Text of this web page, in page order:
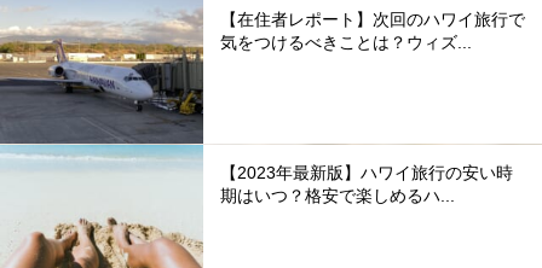
【在住者レポート】次回のハワイ旅行で
気をつけるべきことは？ウィズ...
【2023年最新版】ハワイ旅行の安い時
期はいつ？格安で楽しめるハ...